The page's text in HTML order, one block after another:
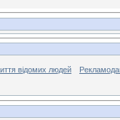
відомих людей